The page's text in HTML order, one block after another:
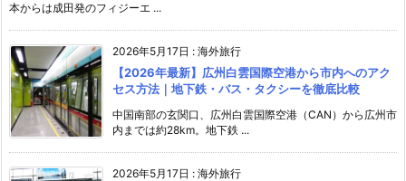
本からは成田発のフィジーエ ...
2026年5月17日 : 海外旅行
【2026年最新】広州白雲国際空港から市内へのアク
セス方法｜地下鉄・バス・タクシーを徹底比較
中国南部の玄関口、広州白雲国際空港（CAN）から広州市
内までは約28km。地下鉄 ...
2026年5月17日 : 海外旅行